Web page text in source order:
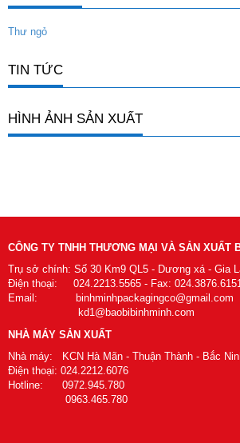
Thư ngỏ
TIN TỨC
HÌNH ẢNH SẢN XUẤT
CÔNG TY TNHH THƯƠNG MẠI VÀ SẢN XUẤT
Trụ sở chính: Số 30 Km9 QL5 - Dương xá - Gia
Điện thoại: 024.2213.5565 - Fax:
Email: binhminhpackagingco@gmail.com
kd1@baobibinhminh.com
NHÀ MÁY SẢN XUẤT
Nhà máy: KCN Hà Mãn - Thuận Thành - Bắc
Điện thoại: 024.2212.6076
Hotline: 0972.945.780
0963.465.780